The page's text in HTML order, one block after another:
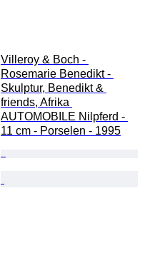
Villeroy & Boch -
Rosemarie Benedikt -
Skulptur, Benedikt &
friends, Afrika
AUTOMOBILE Nilpferd -
11 cm - Porselen - 1995